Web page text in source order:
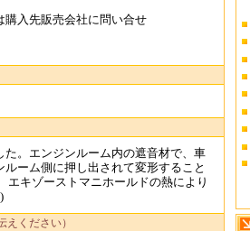
入先販売会社に問い合せ
た。エンジンルーム内の遮音材で、車
ーム側に押し出されて変形すること
キゾーストマニホールドの熱により
えください）